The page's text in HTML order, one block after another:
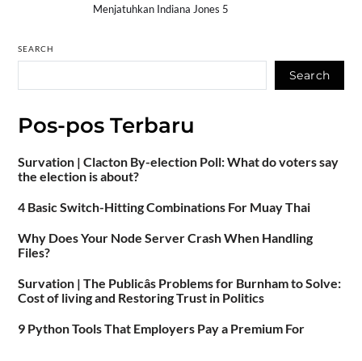
Menjatuhkan Indiana Jones 5
SEARCH
Search
Pos-pos Terbaru
Survation | Clacton By-election Poll: What do voters say
the election is about?
4 Basic Switch-Hitting Combinations For Muay Thai
Why Does Your Node Server Crash When Handling
Files?
Survation | The Publicâs Problems for Burnham to Solve:
Cost of living and Restoring Trust in Politics
9 Python Tools That Employers Pay a Premium For